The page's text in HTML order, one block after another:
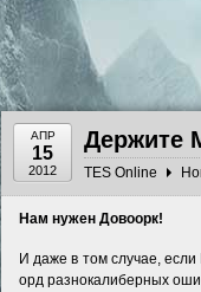
АПР
15
2012
Держите
TES Online
Нам нужен Довоорк!
И даже в том случае,
орд разнокалиберных
The Elder Scrolls, Fallout,
Bethesda Softworks - статьи,
новости, дополнения